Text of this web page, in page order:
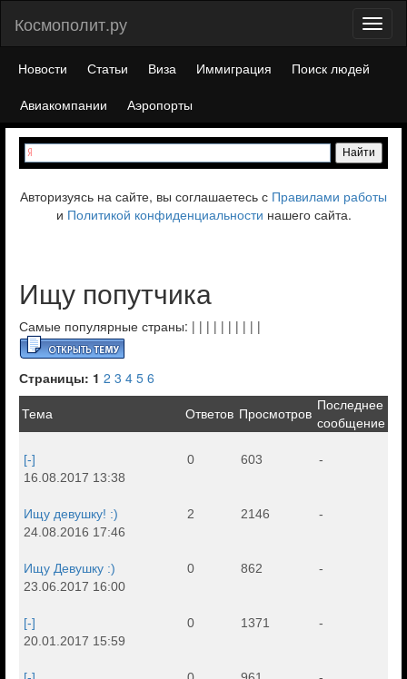
Космополит.ру
Новости Статьи Виза Иммиграция
Поиск людей
Авиакомпании
Аэропорты
Авторизуясь на сайте, вы соглашаетесь с Правилами работы
и Политикой конфиденциальности нашего сайта.
Ищу попутчика
Самые популярные страны: | | | | | | | | | |
Страницы: 1 2 3 4 5 6
Тема Ответов Просмотров
Последнее
сообщение
[-]
16.08.2017 13:38
0 603 -
Ищу девушку! :)
24.08.2016 17:46
2 2146 -
Ищу Девушку :)
23.06.2017 16:00
0 862 -
[-]
20.01.2017 15:59
0 1371 -